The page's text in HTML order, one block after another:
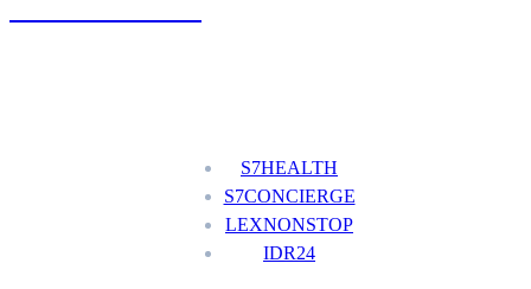
S7HEALTH
S7CONCIERGE
LEXNONSTOP
IDR24